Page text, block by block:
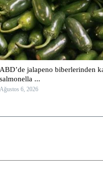
ABD’de jalapeno biberlerinden
salmonella ...
Ağustos 6, 2026